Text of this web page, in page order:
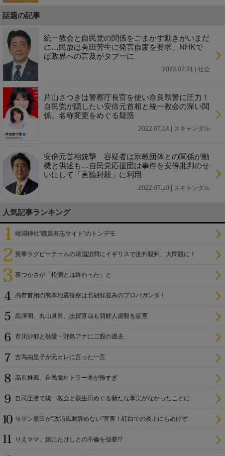
話題の記事
統一教会と自民党の関係をごまかす動きがいまだ
に…民放は有田芳生に発言自粛を要求、NHKで
は政界への言及がタブーに
2022.07.21 | 社会
片山さつきは警察庁長官を使い奈良県警に圧力！
自民党が隠したい安倍元首相と統一教会の深い関
係、名称変更をめぐる疑惑
2022.07.14 | スキャンダル
安倍元首相銃撃 容疑者は宗教団体との関係が動
機と供述も…自民党応援団は事件を安倍批判のせ
いにして「言論封殺」に利用
2022.07.10 | スキャンダル
人気記事ランキング
靖国神社“職員有志サイト”のトンデモ
英軍ラグビーチームの靖国訪問にイギリスで批判殺到、大問題に！
葵つかさが「松潤とは終わった」と
高市首相の熊本地震視察は北朝鮮並みのプロパガンダ！
黒澤明、丸山眞男、志賀直哉も朝鮮人虐殺を証言
市川沙耶と熱愛・野島アナに二股の過去
吉高由里子が元カレに言った一言
高市推薦、自民党ヒトラー本が怖すぎ
自民圧勝で統一教会と萩生田めぐる新たな事実がなかったことに
サザン桑田が“政治風刺辞めない”宣言！紅白での炎上にもめげず
りえママ、娘にたけしとの不倫を強要!?